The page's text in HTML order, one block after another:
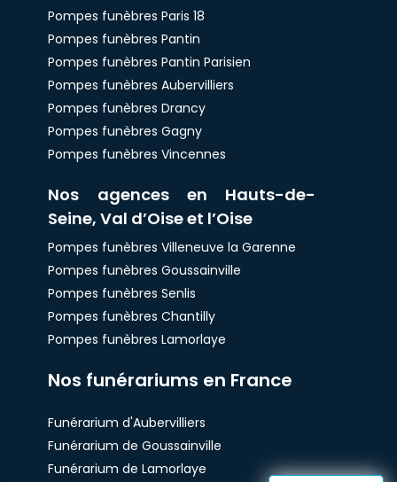
Pompes funèbres Paris 18
Pompes funèbres Pantin
Pompes funèbres Pantin Parisien
Pompes funèbres Aubervilliers
Pompes funèbres Drancy
Pompes funèbres Gagny
Pompes funèbres Vincennes
Nos agences en Hauts-de-
Seine, Val d’Oise et l’Oise
Pompes funèbres Villeneuve la Garenne
Pompes funèbres Goussainville
Pompes funèbres Senlis
Pompes funèbres Chantilly
Pompes funèbres Lamorlaye
Nos funérariums en France
Funérarium d'Aubervilliers
Funérarium de Goussainville
Funérarium de Lamorlaye